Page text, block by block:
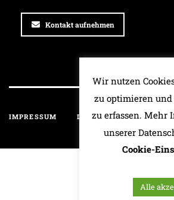
Kontakt aufnehmen
IMPRESSUM DATENSCHUTZ
Wir nutzen
zu optimieren
zu erfassen. Mehr
unserer
Cookie-
Alle